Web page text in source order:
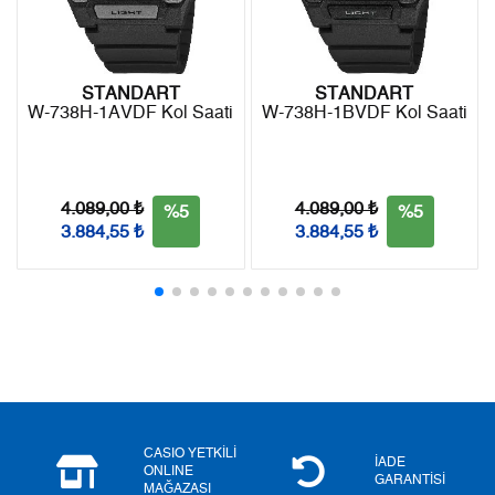
9 0,00 ₺
Tek Çekim 0,00 ₺
0,00 ₺
STANDART
W-738H-1AVDF Kol Saati
4.089,00 ₺
3.884,55 ₺
%5
STANDART
W-738H-1BVDF Kol Saati
4.089,00 ₺
3.884,55 ₺
%5
CASIO YETKİLİ
ONLINE
MAĞAZASI
İADE
GARANTİSİ